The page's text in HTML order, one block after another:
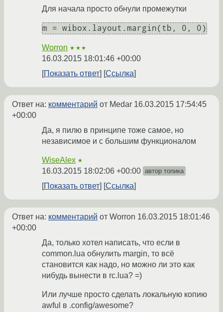
Для начала просто обнули промежутки
m = wibox.layout.margin(tb, 0, 0)
Worron ★★★
16.03.2015 18:01:46 +00:00
Показать ответ
Ссылка
Ответ на: комментарий от Medar 16.03.2015 17:54:45
+00:00
Да, я пилю в принципе тоже самое, но
независимое и с большим функционалом
WiseAlex ★
16.03.2015 18:02:06 +00:00 автор топика
Показать ответ Ссылка
Ответ на: комментарий от Worron 16.03.2015 18:01:46
+00:00
Да, только хотел написать, что если в
common.lua обнулить margin, то всё
становится как надо, но можно ли это как
нибудь вынести в rc.lua? =)
Или лучше просто сделать локальную копию
awful в .config/awesome?